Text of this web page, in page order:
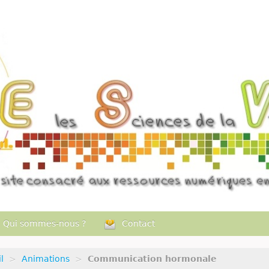
Qui sommes-nous ? Contact
> Animations > Communication hormonale